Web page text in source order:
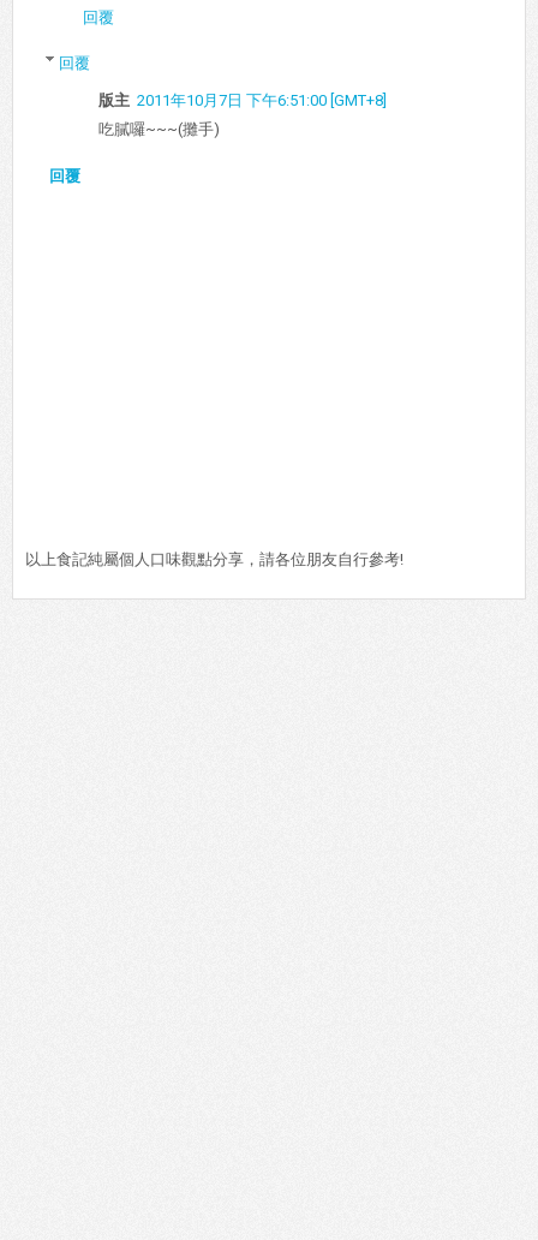
回覆
回覆
版主 2011年10月7日 下午6:51:00 [GMT+8]
吃膩囉~~~(攤手)
回覆
以上食記純屬個人口味觀點分享，請各位朋友自行參考!